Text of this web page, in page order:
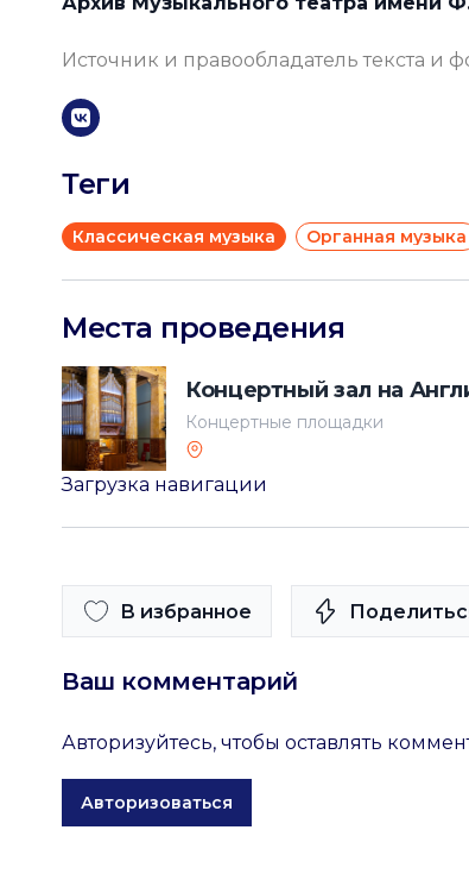
Источник и правообладатель текста и
Теги
Классическая музыка Органная музыка
Места проведения
Концертный зал на
Концертные площадки
Загрузка навигации
В избранное
Ваш комментарий
Авторизуйтесь, чтобы оставлять
Авторизоваться